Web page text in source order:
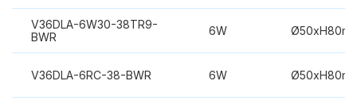
V36DLA-6W30-38TR9-
BWR
6W
V36DLA-6RC-38-BWR 6W